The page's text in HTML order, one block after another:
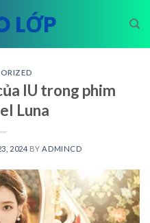
IU trong phim
Luna
2024 BY ADMINCD